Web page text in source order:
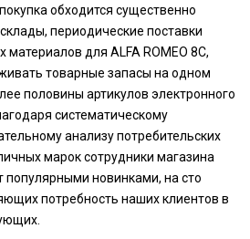
обходится существенно
периодические поставки
для ALFA ROMEO 8C,
товарные запасы на одном
половины артикулов электронного
систематическому
анализу потребительских
марок сотрудники магазина
популярными новинками, на сто
потребность наших клиентов в